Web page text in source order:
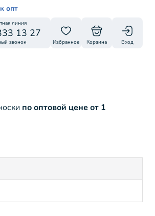
опт
линия
13 27
звонок Избранное Корзина Вход
по оптовой цене от 1